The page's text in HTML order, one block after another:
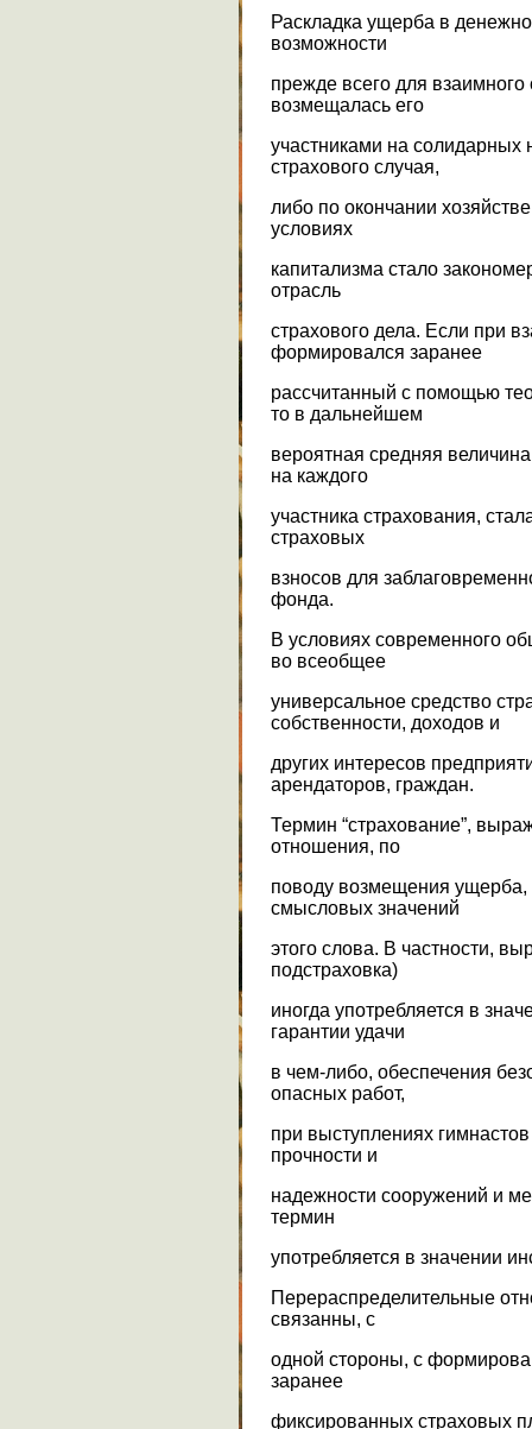
Раскладка ущерба в
возможности
прежде всего для
возмещалась его
участниками на солидарных
страхового случая,
либо по окончании
условиях
капитализма стало
отрасль
страхового дела. Если при
формировался заранее
рассчитанный с помощью
то в дальнейшем
вероятная средняя
на каждого
участника страхования,
страховых
взносов для
фонда.
В условиях современного
во всеобщее
универсальное средство
собственности, доходов и
других интересов
арендаторов, граждан.
Термин “страхование”,
отношения, по
поводу возмещения ущерба,
смысловых значений
этого слова. В частности,
подстраховка)
иногда употребляется в
гарантии удачи
в чем-либо, обеспечения
опасных работ,
при выступлениях
прочности и
надежности сооружений и
термин
употребляется в значении
Перераспределительные
связанны, с
одной стороны, с
заранее
фиксированных страховых